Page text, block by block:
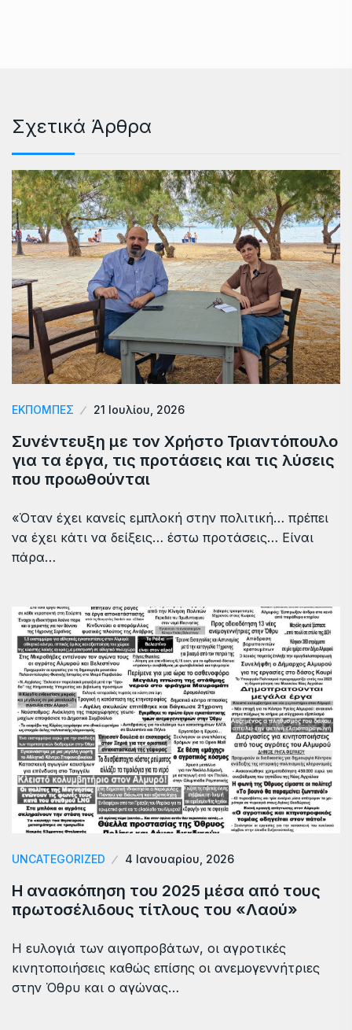
Σχετικά Άρθρα
ΕΚΠΟΜΠΕΣ 21 Ιουλίου, 2026
Συνέντευξη με τον Χρήστο Τριαντόπουλο
για τα έργα, τις προτάσεις και τις λύσεις
που προωθούνται
«Όταν έχει κανείς εμπλοκή στην πολιτική… πρέπει
να έχει κάτι να δείξεις… έστω προτάσεις… Είναι
πάρα…
UNCATEGORIZED 4 Ιανουαρίου, 2026
Η ανασκόπηση του 2025 μέσα από τους
πρωτοσέλιδους τίτλους του «Λαού»
Η ευλογιά των αιγοπροβάτων, οι αγροτικές
κινητοποιήσεις καθώς επίσης οι ανεμογεννήτριες
στην Όθρυ και ο αγώνας…